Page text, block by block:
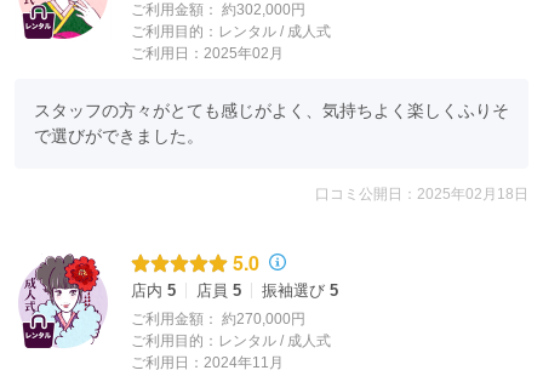
ご利用金額： 約302,000円
ご利用目的： レンタル / 成人式
ご利用日：2025年02月
スタッフの方々がとても感じがよく、気持ちよく楽しくふりそ
で選びができました。
口コミ公開日：2025年02月18日
5.0
店内 5 店員 5 振袖選び 5
ご利用金額： 約270,000円
ご利用目的： レンタル / 成人式
ご利用日：2024年11月